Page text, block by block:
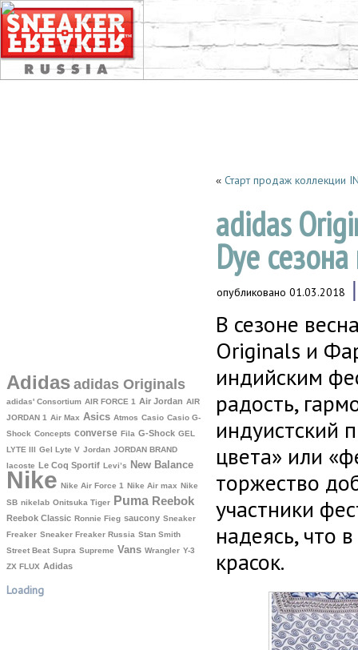
Adidas adidas Originals
adidas' Consortium AIR FORCE 1 Air Jordan AIR
JORDAN 1 Air Max Asics Atmos Casio Casio G-
Shock Concepts converse Fila G-Shock GEL
LYTE III Gel Lyte V Jordan JORDAN BRAND
lacoste Le Coq Sportif Levi’s New Balance
Nike Nike Air Force 1 Nike Air max Nike
SB nikelab Onitsuka Tiger Puma Reebok
Reebok Classic Ronnie Fieg saucony Sneaker
Freaker Sneaker Freaker Russia Stan Smith
Street Beat Supra Supreme Vans Wrangler Y-3
ZX FLUX Аdidas
Loading
« Старт продаж коллекции
adidas
Dye
опубликовано 01.03.2018
В сезоне
Originals и
индийским
радость,
индуистский
цвета» или
торжество
участники
надеясь, что
красок.